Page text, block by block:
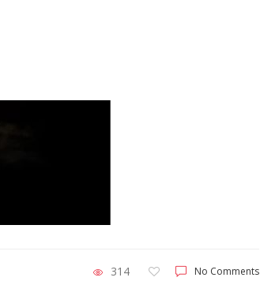
314 No Comments